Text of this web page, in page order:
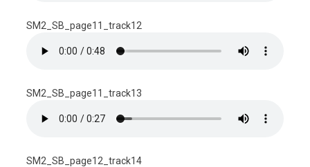
SM2_SB_page11_track12
SM2_SB_page11_track13
SM2_SB_page12_track14